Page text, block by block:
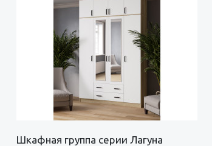
Шкафная группа серии Лагуна